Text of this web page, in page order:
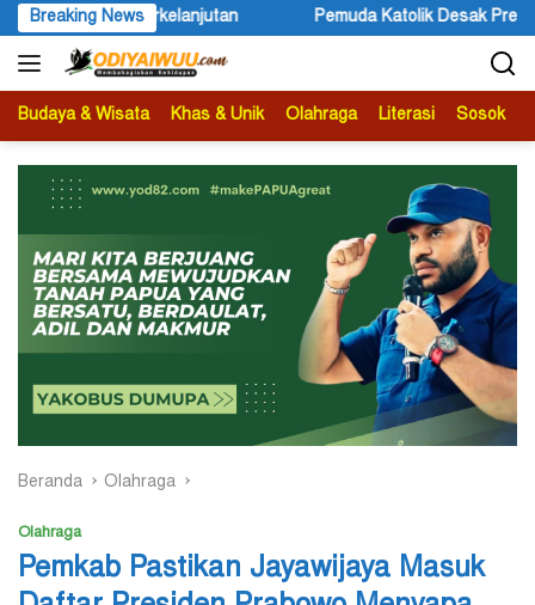
Langsung
ke
konten
Breaking News
Pemuda Katolik Desak Presiden Beri Atensi Terkait Peristiwa yang
Budaya & Wisata Khas & Unik Olahraga Literasi Sosok
Beranda Olahraga
Olahraga
Pemkab Pastikan Jayawijaya Masuk